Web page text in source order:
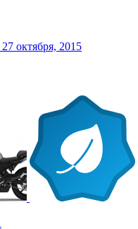
27 октября, 2015